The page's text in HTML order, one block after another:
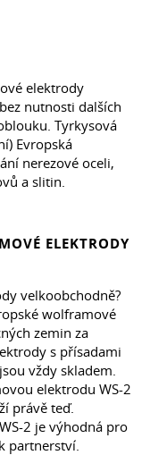
elektrody
nutnosti dalších
Tyrkysová
Evropská
nerezové oceli,
a slitin.
ELEKTRODY
velkoobchodně?
wolframové
zemin za
s přísadami
vždy skladem.
elektrodu WS-2
právě teď.
2 je výhodná pro
partnerství.